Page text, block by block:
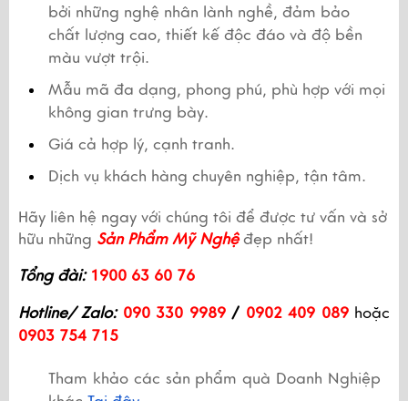
bởi những nghệ nhân lành nghề, đảm bảo
chất lượng cao, thiết kế độc đáo và độ bền
màu vượt trội.
Mẫu mã đa dạng, phong phú, phù hợp với mọi
không gian trưng bày.
Giá cả hợp lý, cạnh tranh.
Dịch vụ khách hàng chuyên nghiệp, tận tâm.
Hãy liên hệ ngay với chúng tôi để được tư vấn và sở
hữu những Sản Phẩm Mỹ Nghệ đẹp nhất!
Tổng đài: 1900 63 60 76
Hotline/ Zalo: 090 330 9989 / 0902 409 089
0903 754 715
Tham khảo các sản phẩm quà Doanh Nghiệp